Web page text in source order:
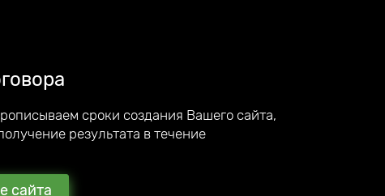
сроки создания Вашего сайта,
результата в течение
сайта